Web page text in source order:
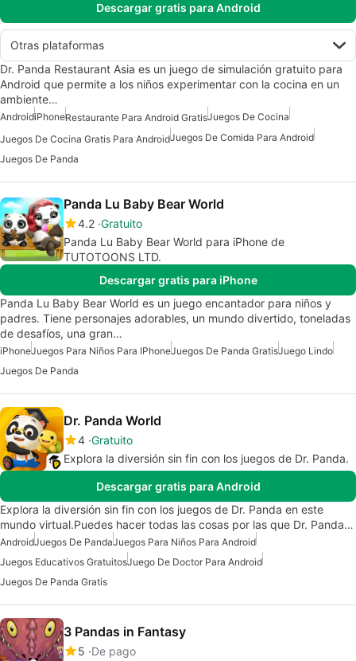
Descargar gratis para Android
Otras plataformas
Dr. Panda Restaurant Asia es un juego de simulación gratuito para
Android que permite a los niños experimentar con la cocina en un
ambiente…
AndroidiPhoneRestaurante Para Android GratisJuegos De Cocina
Juegos De Cocina Gratis Para AndroidJuegos De Comida Para Android
Juegos De Panda
Panda Lu Baby Bear World
4.2 Gratuito
Panda Lu Baby Bear World para iPhone de
TUTOTOONS LTD.
Descargar gratis para iPhone
Panda Lu Baby Bear World es un juego encantador para niños y
padres. Tiene personajes adorables, un mundo divertido, toneladas
de desafíos, una gran…
iPhoneJuegos Para Niños Para IPhoneJuegos De Panda GratisJuego Lindo
Juegos De Panda
Dr. Panda World
4 Gratuito
Explora la diversión sin fin con los juegos de Dr. Panda.
Descargar gratis para Android
Explora la diversión sin fin con los juegos de Dr. Panda en este
mundo virtual.Puedes hacer todas las cosas por las que Dr. Panda…
AndroidJuegos De PandaJuegos Para Niños Para Android
Juegos Educativos GratuitosJuego De Doctor Para Android
Juegos De Panda Gratis
3 Pandas in Fantasy
5 De pago